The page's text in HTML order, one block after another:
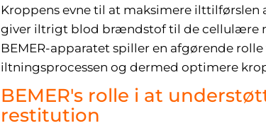
Kroppens evne til at maksimere
giver iltrigt blod brændstof til de cellulære
BEMER-apparatet spiller en afgørende
iltningsprocessen og dermed optimere
BEMER's rolle i at
restitution